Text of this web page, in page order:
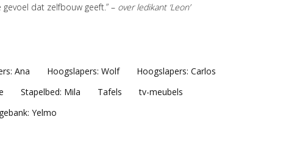
dat zelfbouw geeft.” – over ledikant ‘Leon’
Ana Hoogslapers: Wolf
Hoogslapers: Carlos
Stapelbed: Mila Tafels
tv-meubels
Yelmo